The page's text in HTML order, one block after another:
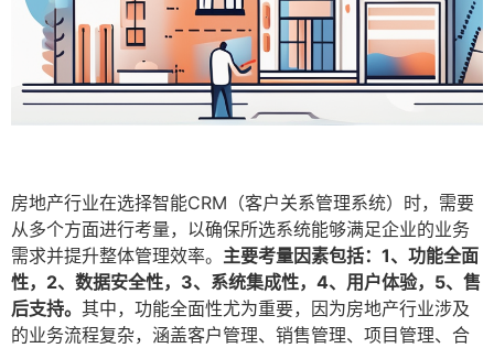
房地产行业在选择智能CRM（客户关系管理系统）时，需要
从多个方面进行考量，以确保所选系统能够满足企业的业务
需求并提升整体管理效率。 主要考量因素包括：1、功能全面
性，2、数据安全性，3、系统集成性，4、用户体验，5、售
后支持。 其中，功能全面性尤为重要，因为房地产行业涉及
的业务流程复杂，涵盖客户管理、销售管理、项目管理、合